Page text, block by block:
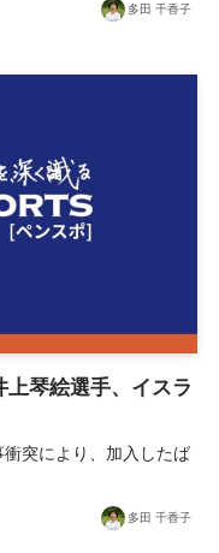
多田 千香子
上琴絵選手、イスラ
突により、加入したば
多田 千香子